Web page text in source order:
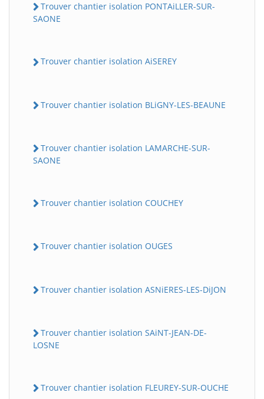
Trouver chantier isolation PONTAiLLER-SUR-
SAONE
Trouver chantier isolation AiSEREY
Trouver chantier isolation BLiGNY-LES-BEAUNE
Trouver chantier isolation LAMARCHE-SUR-
SAONE
Trouver chantier isolation COUCHEY
Trouver chantier isolation OUGES
Trouver chantier isolation ASNiERES-LES-DiJON
Trouver chantier isolation SAiNT-JEAN-DE-
LOSNE
Trouver chantier isolation FLEUREY-SUR-OUCHE